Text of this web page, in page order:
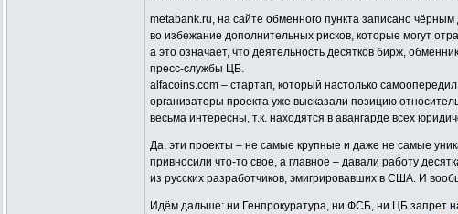
metabank.ru, на сайте обменного пункта записано
во избежание дополнительных рисков, которые могут
а это означает, что деятельность десятков бирж,
пресс-службы ЦБ.
alfacoins.com – стартап, который настолько
организаторы проекта уже высказали позицию
весьма интересны, т.к. находятся в авангарде всех
Да, эти проекты – не самые крупные и даже не самые
привносили что-то свое, а главное – давали работу
из русских разработчиков, эмигрировавших в США. И
Идём дальше: ни Генпрокуратура, ни ФСБ, ни ЦБ запрет